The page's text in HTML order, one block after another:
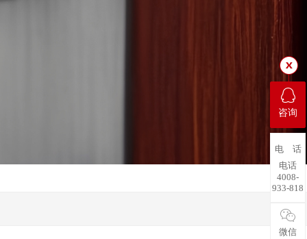
咨询
电 话
电话
4008-
933-818
微信